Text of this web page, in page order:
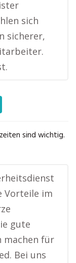
sich
sicherer,
sind wichtig.
Vorteile im
gute
machen für
Bei uns